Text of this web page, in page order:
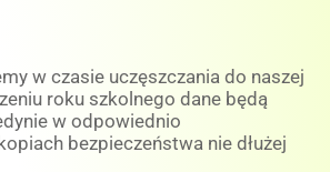
w czasie uczęszczania do naszej
roku szkolnego dane będą
w odpowiednio
bezpieczeństwa nie dłużej